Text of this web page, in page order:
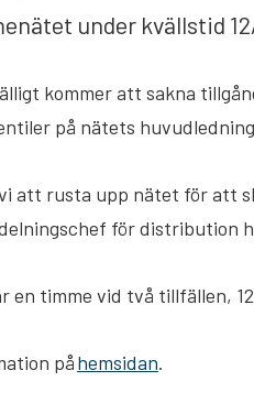
under kvällstid
kommer att sakna
på nätets
att rusta upp nätet för att
för distribution
timme vid två tillfällen,
påhemsidan.